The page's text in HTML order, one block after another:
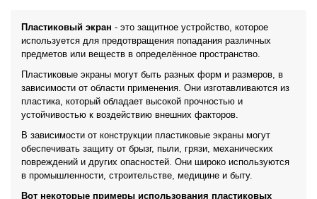
Пластиковый экран - это защитное устройство, которое
используется для предотвращения попадания различных
предметов или веществ в определённое пространство.
Пластиковые экраны могут быть разных форм и размеров, в
зависимости от области применения. Они изготавливаются из
пластика, который обладает высокой прочностью и
устойчивостью к воздействию внешних факторов.
В зависимости от конструкции пластиковые экраны могут
обеспечивать защиту от брызг, пыли, грязи, механических
повреждений и других опасностей. Они широко используются
в промышленности, строительстве, медицине и быту.
Вот некоторые примеры использования пластиковых